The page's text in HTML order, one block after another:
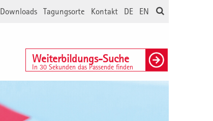
EN
DE
Kontakt
Tagungsorte
Downloads
Weiterbildungs-Suche
In 30 Sekunden das Passende finden